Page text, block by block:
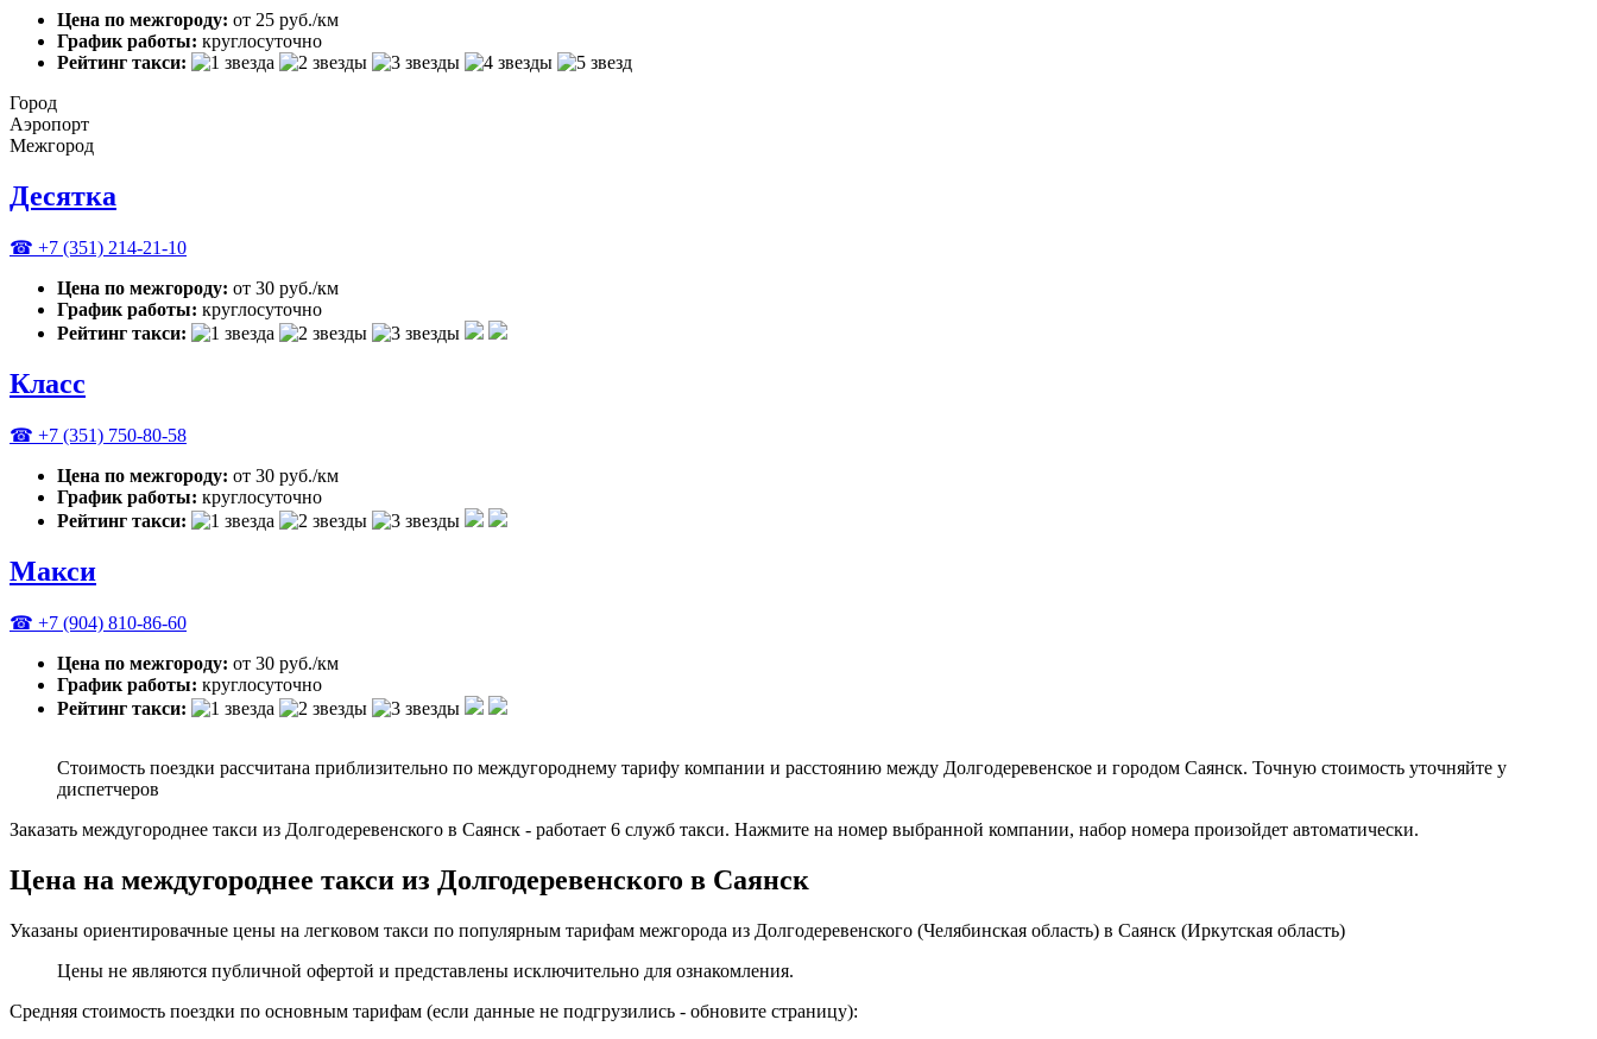
Цена по межгороду: от 25 руб./км
График работы: круглосуточно
Рейтинг такси:
Город
Аэропорт
Межгород
Десятка
☎ +7 (351) 214-21-10
Цена по межгороду: от 30 руб./км
График работы: круглосуточно
Рейтинг такси:
Класс
☎ +7 (351) 750-80-58
Цена по межгороду: от 30 руб./км
График работы: круглосуточно
Рейтинг такси:
Макси
☎ +7 (904) 810-86-60
Цена по межгороду: от 30 руб./км
График работы: круглосуточно
Рейтинг такси:
Стоимость поездки рассчитана приблизительно по междугороднему тарифу компании и расстоянию между Долгодеревенское и городом Саянск. Точную стоимость уточняйте у
диспетчеров
Заказать междугороднее такси из Долгодеревенского в Саянск - работает 6 служб такси. Нажмите на номер выбранной компании, набор номера произойдет автоматически.
Цена на междугороднее такси из Долгодеревенского в Саянск
Указаны ориентировачные цены на легковом такси по популярным тарифам межгорода из Долгодеревенского (Челябинская область) в Саянск (Иркутская область)
Цены не являются публичной офертой и представлены исключительно для ознакомления.
Средняя стоимость поездки по основным тарифам (если данные не подгрузились - обновите страницу):